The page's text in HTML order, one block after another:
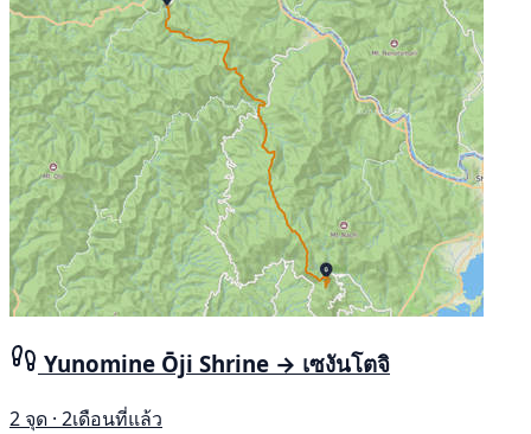
Yunomine Ōji Shrine → เซงันโตจิ
2 จุด · 2เดือนที่แล้ว